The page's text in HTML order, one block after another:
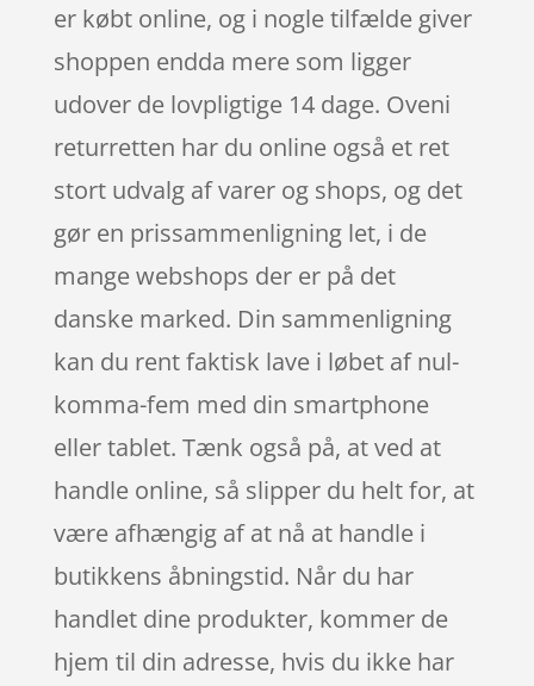
er købt online, og i nogle tilfælde giver
shoppen endda mere som ligger
udover de lovpligtige 14 dage. Oveni
returretten har du online også et ret
stort udvalg af varer og shops, og det
gør en prissammenligning let, i de
mange webshops der er på det
danske marked. Din sammenligning
kan du rent faktisk lave i løbet af nul-
komma-fem med din smartphone
eller tablet. Tænk også på, at ved at
handle online, så slipper du helt for, at
være afhængig af at nå at handle i
butikkens åbningstid. Når du har
handlet dine produkter, kommer de
hjem til din adresse, hvis du ikke har